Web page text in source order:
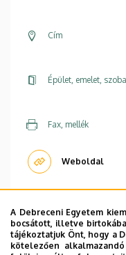
Cím
Épület, emelet,
Fax, mellék
Weboldal
Oldalszámozás
1 2 3 4
A Debreceni Egyetem
bocsátott, illetve
tájékoztatjuk Önt, hogy a
kötelezően